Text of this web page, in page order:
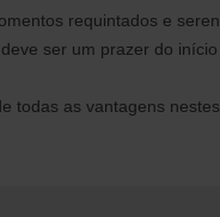
requintados e
ser um prazer do
todas as vantagens